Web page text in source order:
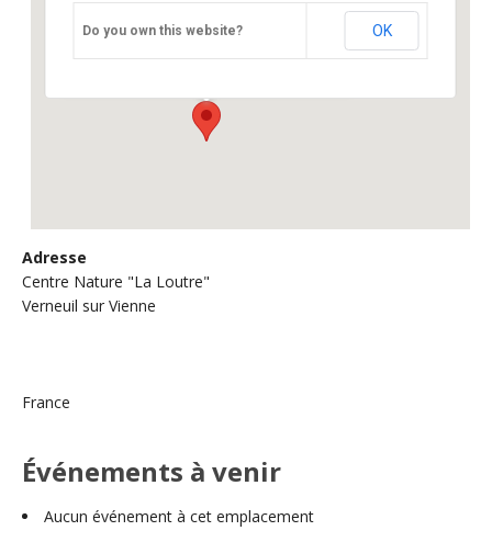
Loutre”
Événements
Do you own this website? OK
Adresse
Centre Nature "La Loutre"
Verneuil sur Vienne
France
Événements à venir
Aucun événement à cet emplacement